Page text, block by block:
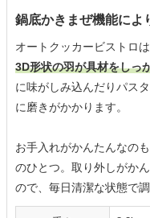
鍋底かきまぜ機能によ
オートクッカービストロは
3D形状の羽が具材をしっ
に味がしみ込んだりパス
に磨きがかかります。
お手入れがかんたんなの
のひとつ。取り外しがか
ので、毎日清潔な状態で調